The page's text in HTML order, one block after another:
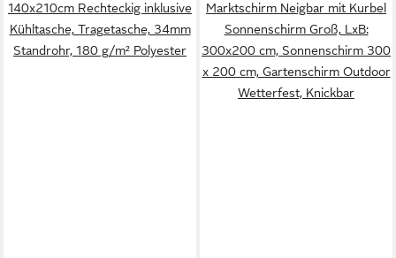
140x210cm Rechteckig inklusive
Kühltasche, Tragetasche, 34mm
Standrohr, 180 g/m² Polyester
Marktschirm Neigbar mit Kurbel
Sonnenschirm Groß, LxB:
300x200 cm, Sonnenschirm 300
x 200 cm, Gartenschirm Outdoor
Wetterfest, Knickbar